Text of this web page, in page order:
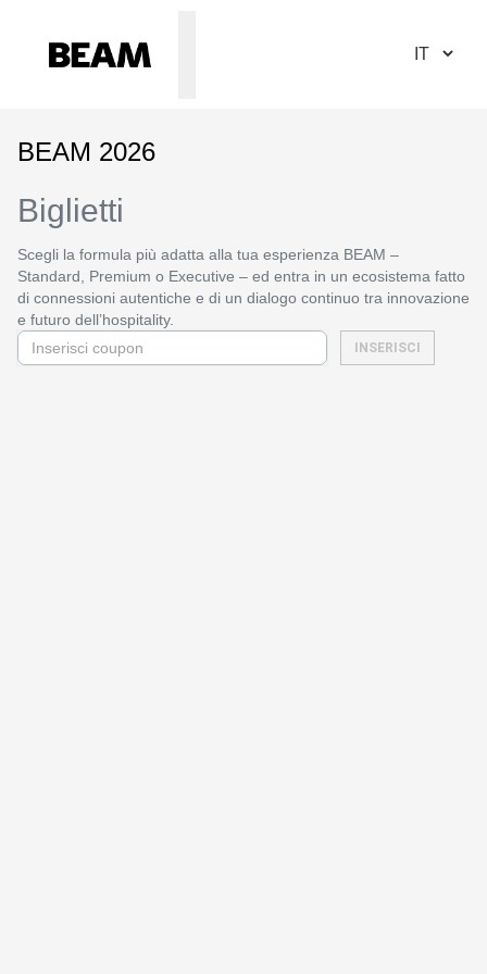
BEAM 2026
Biglietti
Scegli la formula più adatta alla tua esperienza BEAM –
Standard, Premium o Executive – ed entra in un ecosistema fatto
di connessioni autentiche e di un dialogo continuo tra innovazione
e futuro dell’hospitality.
INSERISCI